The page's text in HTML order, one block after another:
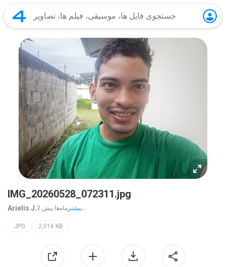
IMG_20260528_072311.jpg
Arielis J. 2 ماه‌ها پیش بیشتر...
JPG 2,016 KB